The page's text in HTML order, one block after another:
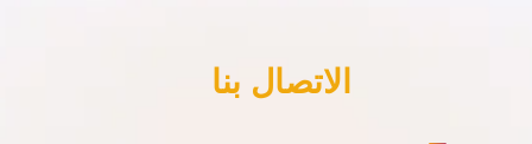
الاتصال بنا